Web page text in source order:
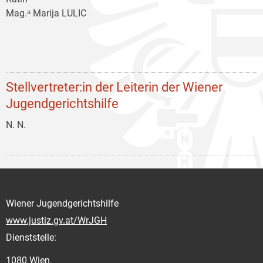
Mag.ᵃ Marija LULIC
Stellvertreter:in der Leiterin der Wiener
Jugendgerichtshilfe
N. N.
Wiener Jugendgerichtshilfe
www.justiz.gv.at/WrJGH
Dienststelle:
1080 Wien